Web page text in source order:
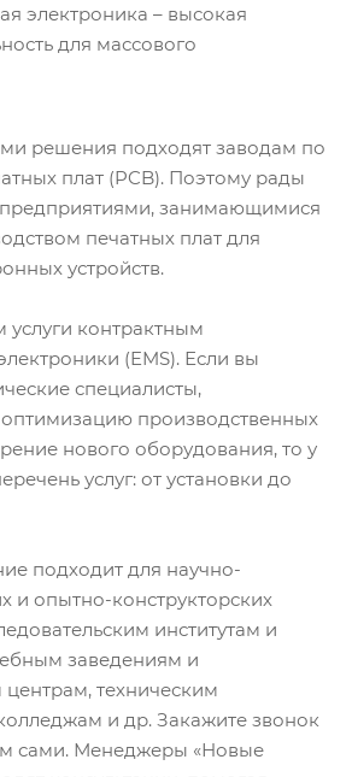
электроника – высокая
для массового
решения подходят заводам по
плат (PCB). Поэтому рады
предприятиями, занимающимися
печатных плат для
устройств.
услуги контрактным
(EMS). Если вы
специалисты,
оптимизацию производственных
нового оборудования, то у
услуг: от установки до
подходит для научно-
и опытно-конструкторских
институтам и
заведениям и
техническим
и др. Закажите звонок
сами. Менеджеры «Новые